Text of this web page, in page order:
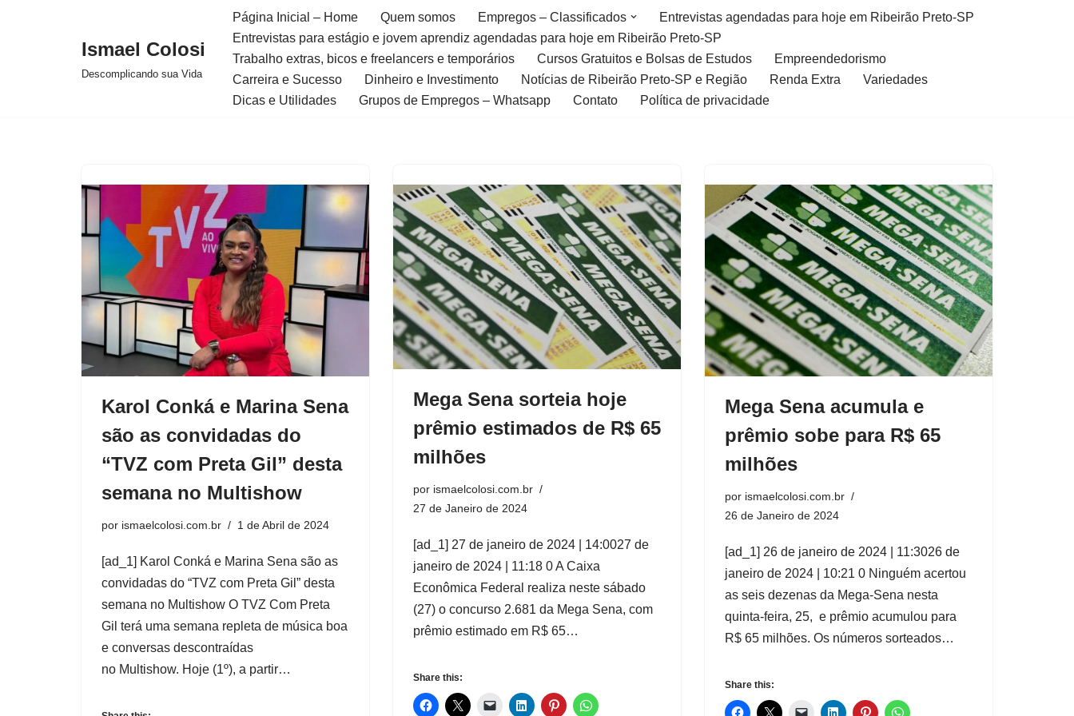
Ismael Colosi
Descomplicando sua Vida
Página Inicial – Home Quem somos Empregos – Classificados
Entrevistas agendadas para hoje em Ribeirão Preto-SP
Entrevistas para estágio e jovem aprendiz agendadas para hoje em Ribeirão Preto-SP
Trabalho extras, bicos e freelancers e temporários
Cursos Gratuitos e Bolsas de Estudos
Empreendedorismo
Carreira e Sucesso
Dinheiro e Investimento Notícias de Ribeirão Preto-SP e Região Renda Extra
Variedades
Dicas e Utilidades
Grupos de Empregos – Whatsapp Contato Política de privacidade
Karol Conká e Marina Sena
são as convidadas do
“TVZ com Preta Gil” desta
semana no Multishow
por ismaelcolosi.com.br 1 de Abril de 2024
[ad_1] Karol Conká e Marina Sena são as
convidadas do “TVZ com Preta Gil” desta
semana no Multishow O TVZ Com Preta
Gil terá uma semana repleta de música boa
e conversas descontraídas
no Multishow. Hoje (1º), a partir…
Mega Sena sorteia hoje
prêmio estimados de R$ 65
milhões
por ismaelcolosi.com.br
27 de Janeiro de 2024
[ad_1] 27 de janeiro de 2024 | 14:0027 de
janeiro de 2024 | 11:18 0 A Caixa
Econômica Federal realiza neste sábado
(27) o concurso 2.681 da Mega Sena, com
prêmio estimado em R$ 65…
Share this:
Mega Sena acumula e
prêmio sobe para R$ 65
milhões
por ismaelcolosi.com.br
26 de Janeiro de 2024
[ad_1] 26 de janeiro de 2024 | 11:3026 de
janeiro de 2024 | 10:21 0 Ninguém acertou
as seis dezenas da Mega-Sena nesta
quinta-feira, 25, e prêmio acumulou para
R$ 65 milhões. Os números sorteados…
Share this: